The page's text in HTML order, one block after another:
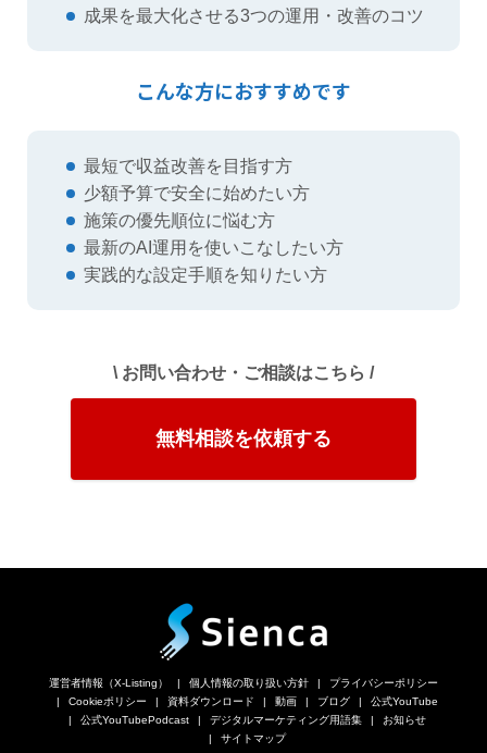
成果を最大化させる3つの運用・改善のコツ
こんな方におすすめです
最短で収益改善を目指す方
少額予算で安全に始めたい方
施策の優先順位に悩む方
最新のAI運用を使いこなしたい方
実践的な設定手順を知りたい方
\ お問い合わせ・ご相談はこちら /
無料相談を依頼する
運営者情報（X-Listing） 個人情報の取り扱い方針
プライバシーポリシー
Cookieポリシー
資料ダウンロード 動画 ブログ
公式YouTube
公式YouTubePodcast
デジタルマーケティング用語集
お知らせ
サイトマップ